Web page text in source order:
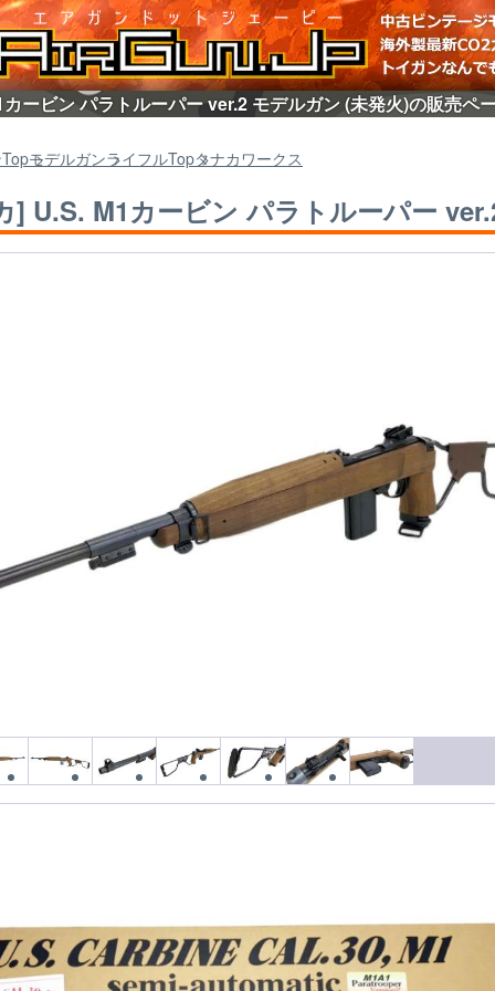
ービン パラトルーパー ver.2 モデルガン (未発火)の販売ペ
TopモデルガンライフルTopタナカワークス
] U.S. M1カービン パラトルーパー